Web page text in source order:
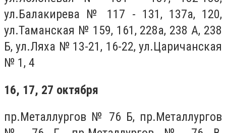
ул.Балакирева № 117 - 131, 137а, 120,
ул.Таманская № 159, 161, 228а, 238 А, 238
Б, ул.Ляха № 13-21, 16-22, ул.Царичанская
№ 1, 4
16, 17, 27 октября
пр.Металлургов № 76 Б, пр.Металлургов